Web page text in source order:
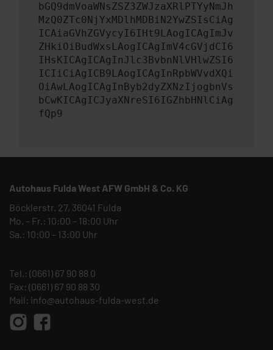
bGQ9dmVoaWNsZSZ3ZWJzaXRlPTYyNmJh
MzQ0ZTc0NjYxMDlhMDBiN2YwZSIsCiAg
ICAiaGVhZGVycyI6IHt9LAogICAgImJv
ZHkiOiBudWxsLAogICAgImV4cGVjdCI6
IHsKICAgICAgInJlc3BvbnNlVHlwZSI6
ICIiCiAgICB9LAogICAgInRpbWVvdXQi
OiAwLAogICAgInByb2dyZXNzIjogbnVs
bCwKICAgICJyaXNreSI6IGZhbHNlCiAg
fQp9
Autohaus Fulda West AFW GmbH & Co. KG
Böcklerstr. 27, 36041 Fulda
Mo. – Fr.: 10:00 – 18:00 Uhr
Sa.: 10:00 – 13:00 Uhr
Tel.: (0661) 67 90 88 0
Fax: (0661) 67 90 88 30
Mail: info@autohaus-fulda-west.de